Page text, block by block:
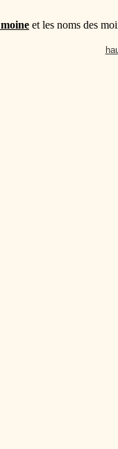
moine et les noms des